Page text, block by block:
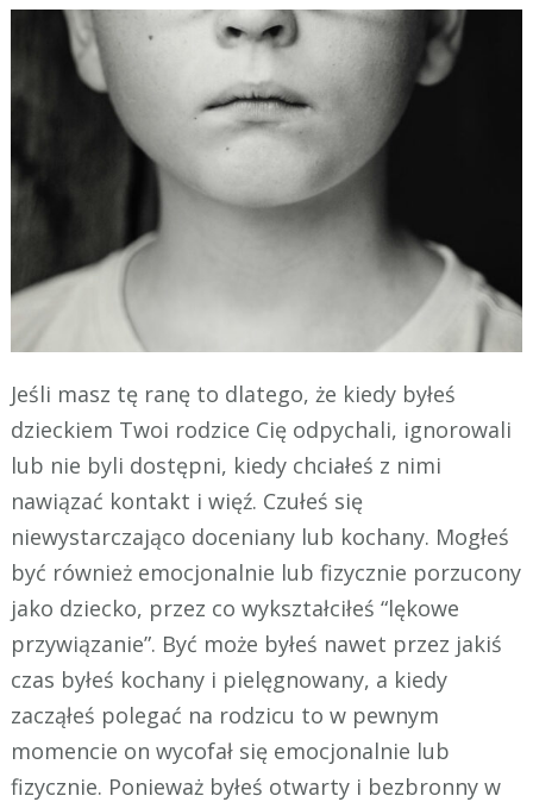
Jeśli masz tę ranę to dlatego, że kiedy byłeś
dzieckiem Twoi rodzice Cię odpychali, ignorowali
lub nie byli dostępni, kiedy chciałeś z nimi
nawiązać kontakt i więź. Czułeś się
niewystarczająco doceniany lub kochany. Mogłeś
być również emocjonalnie lub fizycznie porzucony
jako dziecko, przez co wykształciłeś “lękowe
przywiązanie”. Być może byłeś nawet przez jakiś
czas byłeś kochany i pielęgnowany, a kiedy
zacząłeś polegać na rodzicu to w pewnym
momencie on wycofał się emocjonalnie lub
fizycznie. Ponieważ byłeś otwarty i bezbronny w